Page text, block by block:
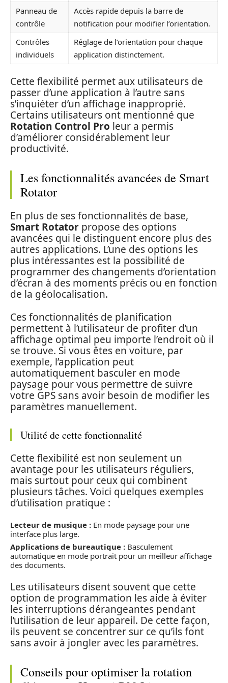
Panneau de
contrôle
Accès rapide depuis la barre de
notification pour modifier l’orientation.
Contrôles
individuels
Réglage de l’orientation pour chaque
application distinctement.
Cette flexibilité permet aux utilisateurs de
passer d’une application à l’autre sans
s’inquiéter d’un affichage inapproprié.
Certains utilisateurs ont mentionné que
Rotation Control Pro leur a permis
d’améliorer considérablement leur
productivité.
Les fonctionnalités avancées de Smart
Rotator
En plus de ses fonctionnalités de base,
Smart Rotator propose des options
avancées qui le distinguent encore plus des
autres applications. L’une des options les
plus intéressantes est la possibilité de
programmer des changements d’orientation
d’écran à des moments précis ou en fonction
de la géolocalisation.
Ces fonctionnalités de planification
permettent à l’utilisateur de profiter d’un
affichage optimal peu importe l’endroit où il
se trouve. Si vous êtes en voiture, par
exemple, l’application peut
automatiquement basculer en mode
paysage pour vous permettre de suivre
votre GPS sans avoir besoin de modifier les
paramètres manuellement.
Utilité de cette fonctionnalité
Cette flexibilité est non seulement un
avantage pour les utilisateurs réguliers,
mais surtout pour ceux qui combinent
plusieurs tâches. Voici quelques exemples
d’utilisation pratique :
Lecteur de musique : En mode paysage pour une
interface plus large.
Applications de bureautique : Basculement
automatique en mode portrait pour un meilleur affichage
des documents.
Les utilisateurs disent souvent que cette
option de programmation les aide à éviter
les interruptions dérangeantes pendant
l’utilisation de leur appareil. De cette façon,
ils peuvent se concentrer sur ce qu’ils font
sans avoir à jongler avec les paramètres.
Conseils pour optimiser la rotation